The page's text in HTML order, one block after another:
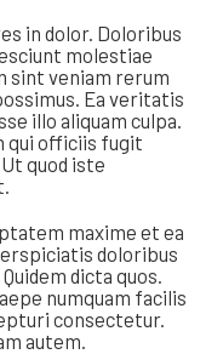
in dolor. Doloribus
molestiae
sint veniam rerum
Ea veritatis
illo aliquam culpa.
qui officiis fugit
quod iste
maxime et ea
doloribus
dicta quos.
numquam facilis
consectetur.
autem.